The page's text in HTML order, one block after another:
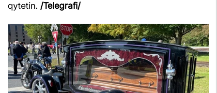
qytetin. /Telegrafi/